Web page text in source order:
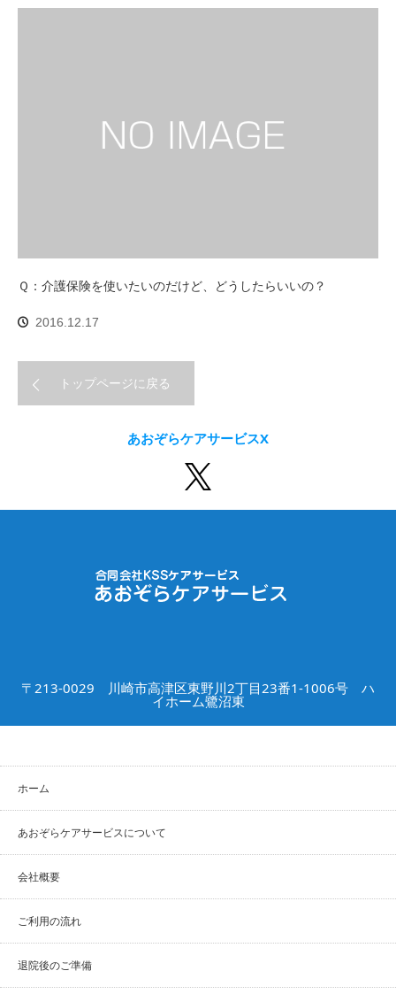
Ｑ：介護保険を使いたいのだけど、どうしたらいいの？
2016.12.17
トップページに戻る
あおぞらケアサービスX
〒213-0029 川崎市高津区東野川2丁目23番1-1006号 ハ
イホーム鷺沼東
ホーム
あおぞらケアサービスについて
会社概要
ご利用の流れ
退院後のご準備